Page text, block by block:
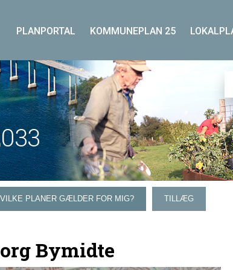
PLANPORTAL KOMMUNEPLAN 25
PLANER GÆLDER FOR MIG? TILLÆG
Bymidte